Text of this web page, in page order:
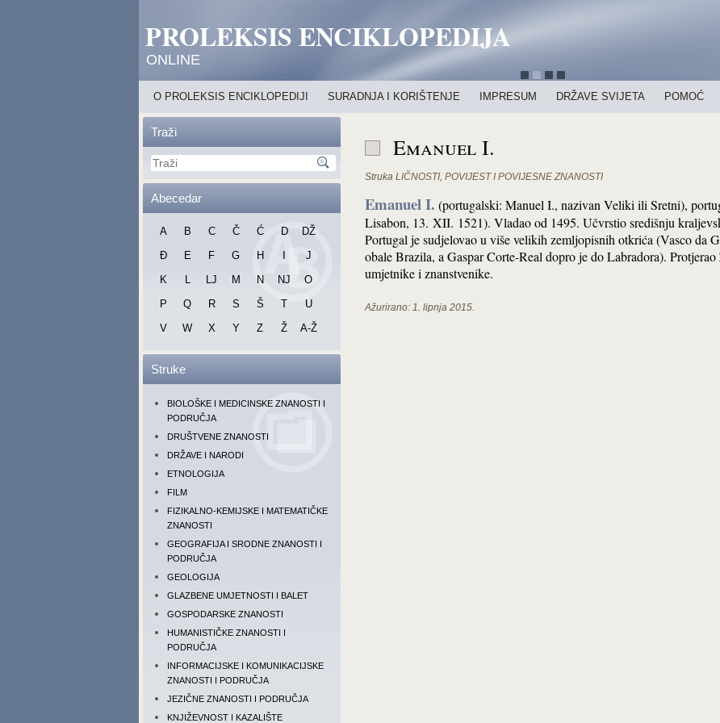
PROLEKSIS ENCIKLOPEDIJA
ONLINE
O PROLEKSIS ENCIKLOPEDIJI SURADNJA I KORIŠTENJE IMPRESUM DRŽAVE SVIJETA POMOĆ
Traži
Abecedar
A B C Č Ć D
DŽ
Đ
E F G H
J
K
L LJ M N NJ
O
P
Q R S Š T
U
V
W X Y Z Ž A-Ž
Struke
BIOLOŠKE I MEDICINSKE ZNANOSTI I
PODRUČJA
DRUŠTVENE ZNANOSTI
DRŽAVE I NARODI
ETNOLOGIJA
FILM
FIZIKALNO-KEMIJSKE I MATEMATIČKE
ZNANOSTI
GEOGRAFIJA I SRODNE ZNANOSTI I
PODRUČJA
GEOLOGIJA
GLAZBENE UMJETNOSTI I BALET
GOSPODARSKE ZNANOSTI
HUMANISTIČKE ZNANOSTI I
PODRUČJA
INFORMACIJSKE I KOMUNIKACIJSKE
ZNANOSTI I PODRUČJA
JEZIČNE ZNANOSTI I PODRUČJA
KNJIŽEVNOST I KAZALIŠTE
Emanuel I.
Struka LIČNOSTI, POVIJEST I POVIJESNE ZNANOSTI
Emanuel I. (portugalski: Manuel I., nazivan Veliki ili Sretni),
Lisabon, 13. XII. 1521). Vladao od 1495. Učvrstio središnju
Portugal je sudjelovao u više velikih zemljopisnih otkrića (Vasco da
obale Brazila, a Gaspar Corte-Real dopro je do Labradora).
umjetnike i znanstvenike.
Ažurirano: 1. lipnja 2015.